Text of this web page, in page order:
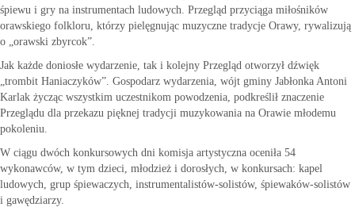
śpiewu i gry na instrumentach ludowych. Przegląd przyciąga miłośników
orawskiego folkloru, którzy pielęgnując muzyczne tradycje Orawy, rywalizują
o „orawski zbyrcok”.
Jak każde doniosłe wydarzenie, tak i kolejny Przegląd otworzył dźwięk
„trombit Haniaczyków”. Gospodarz wydarzenia, wójt gminy Jabłonka Antoni
Karlak życząc wszystkim uczestnikom powodzenia, podkreślił znaczenie
Przeglądu dla przekazu pięknej tradycji muzykowania na Orawie młodemu
pokoleniu.
W ciągu dwóch konkursowych dni komisja artystyczna oceniła 54
wykonawców, w tym dzieci, młodzież i dorosłych, w konkursach: kapel
ludowych, grup śpiewaczych, instrumentalistów-solistów, śpiewaków-solistów
i gawędziarzy.